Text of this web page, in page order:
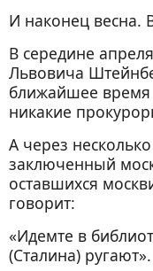
И наконец весна.
В середине
Львовича
ближайшее
никакие
А через
заключенный
оставшихся
говорит:
«Идемте в
(Сталина) ругают».